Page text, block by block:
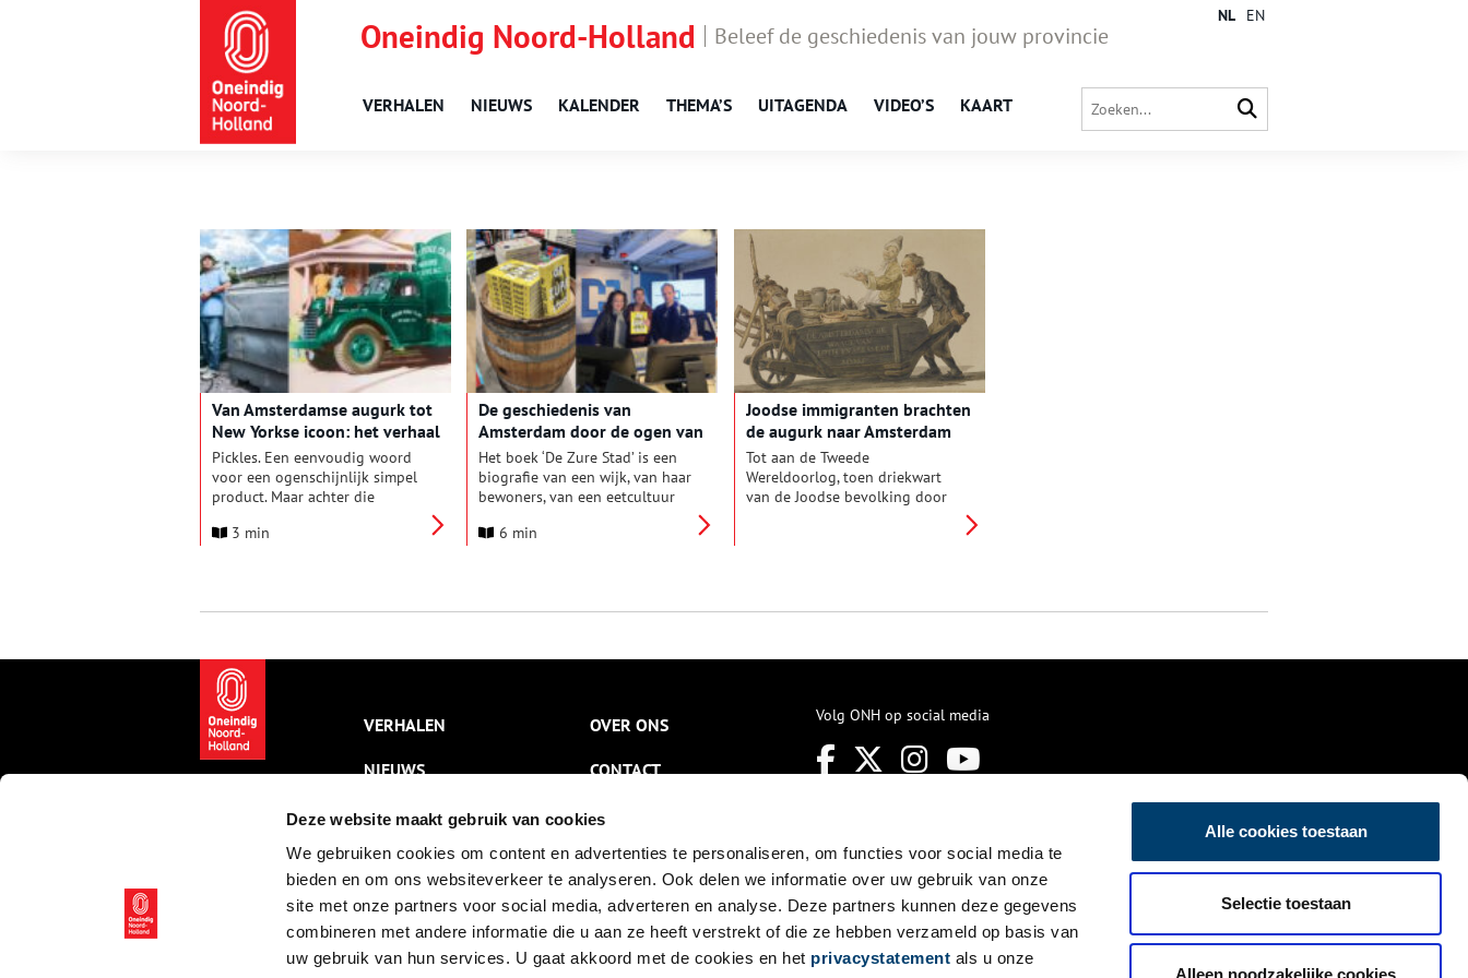
Deze website maakt gebruik van cookies
We gebruiken cookies om content en advertenties te personaliseren, om functies voor social media te
bieden en om ons websiteverkeer te analyseren. Ook delen we informatie over uw gebruik van onze
site met onze partners voor social media, adverteren en analyse. Deze partners kunnen deze gegevens
combineren met andere informatie die u aan ze heeft verstrekt of die ze hebben verzameld op basis van
uw gebruik van hun services. U gaat akkoord met de cookies en het privacystatement als u onze
Alle cookies toestaan
Selectie toestaan
Alleen noodzakelijke cookies
Oneindig Noord-Holland Beleef de geschiedenis van jouw provincie
VERHALEN NIEUWS KALENDER THEMA’S UITAGENDA VIDEO’S KAART
NL EN
Van Amsterdamse augurk tot
New Yorkse icoon: het verhaal
van The Pickled City
Pickles. Een eenvoudig woord
voor een ogenschijnlijk simpel
product. Maar achter die
een veel grotere geschiedenis —
uitstrekt van Amsterdam tot
verwant aan het Nederlandse
“pekel”.
3 min
De geschiedenis van
Amsterdam door de ogen van
een augurk
Het boek ‘De Zure Stad’ is een
biografie van een wijk, van haar
bewoners, van een eetcultuur
overschrijdt. Het boek was een
alleen het meest gelezen artikel
6 min
Joodse immigranten brachten
de augurk naar Amsterdam
Tot aan de Tweede
Wereldoorlog, toen driekwart
van de Joodse bevolking door
met zijn ‘augurkiesmannen’, is
VERHALEN
NIEUWS
KALENDER
THEMA’S
ACTIVITEITEN
VIDEO’S
OVER ONS
CONTACT
NIEUWSBRIEF
DISCLAIMER
PRIVACY
TOEGANKELIJKHEID
Volg ONH op social media